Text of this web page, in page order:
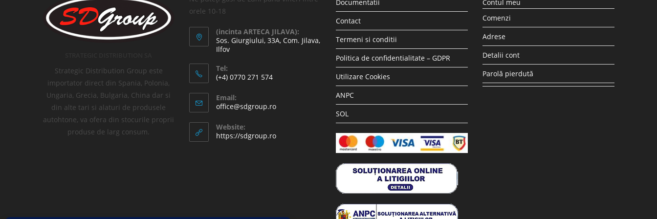
Strategic Distribution Group este
importator direct din Spania, Polonia,
Ungaria, Grecia, Bulgaria, China dar si
din alte tari si alaturi de produsele
autohtone, va ofera din stocurile proprii
produse de larg consum.
orele 10-18
(incinta ARTECA JILAVA):
Sos. Giurgiului, 33A, Com. Jilava,
Ilfov
Tel:
(+4) 0770 271 574
Email:
office@sdgroup.ro
Website:
https://sdgroup.ro
Documentatii
Contact
Termeni si conditii
Politica de confidentialitate – GDPR
Utilizare Cookies
ANPC
SOL
Contul meu
Comenzi
Adrese
Detalii cont
Parolă pierdută